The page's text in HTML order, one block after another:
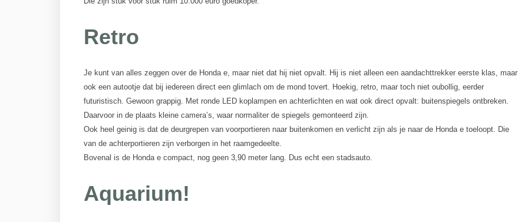
Retro
Je kunt van alles zeggen over de Honda e, maar niet dat hij niet opvalt. Hij is niet alleen een aandachttrekker eerste klas, maar
ook een autootje dat bij iedereen direct een glimlach om de mond tovert. Hoekig, retro, maar toch niet oubollig, eerder
futuristisch. Gewoon grappig. Met ronde LED koplampen en achterlichten en wat ook direct opvalt: buitenspiegels ontbreken.
Daarvoor in de plaats kleine camera’s, waar normaliter de spiegels gemonteerd zijn.
Ook heel geinig is dat de deurgrepen van voorportieren naar buitenkomen en verlicht zijn als je naar de Honda e toeloopt. Die
van de achterportieren zijn verborgen in het raamgedeelte.
Bovenal is de Honda e compact, nog geen 3,90 meter lang. Dus echt een stadsauto.
Aquarium!